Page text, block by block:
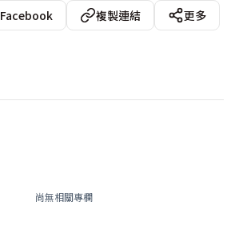
Facebook 複製連結
更多
尚無相關專欄